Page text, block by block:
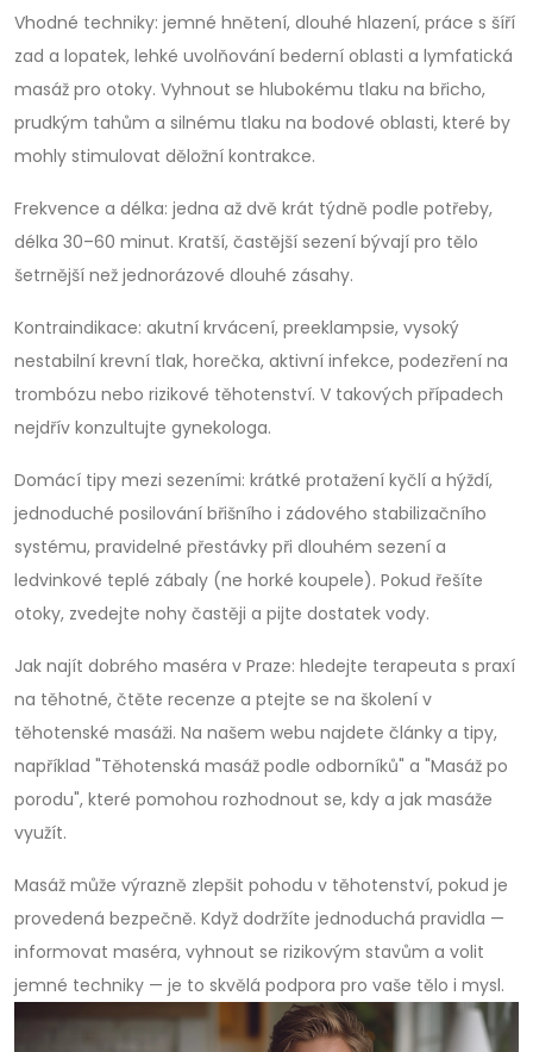
Vhodné techniky: jemné hnětení, dlouhé hlazení, práce s šíří
zad a lopatek, lehké uvolňování bederní oblasti a lymfatická
masáž pro otoky. Vyhnout se hlubokému tlaku na břicho,
prudkým tahům a silnému tlaku na bodové oblasti, které by
mohly stimulovat děložní kontrakce.
Frekvence a délka: jedna až dvě krát týdně podle potřeby,
délka 30–60 minut. Kratší, častější sezení bývají pro tělo
šetrnější než jednorázové dlouhé zásahy.
Kontraindikace: akutní krvácení, preeklampsie, vysoký
nestabilní krevní tlak, horečka, aktivní infekce, podezření na
trombózu nebo rizikové těhotenství. V takových případech
nejdřív konzultujte gynekologa.
Domácí tipy mezi sezeními: krátké protažení kyčlí a hýždí,
jednoduché posilování břišního i zádového stabilizačního
systému, pravidelné přestávky při dlouhém sezení a
ledvinkové teplé zábaly (ne horké koupele). Pokud řešíte
otoky, zvedejte nohy častěji a pijte dostatek vody.
Jak najít dobrého maséra v Praze: hledejte terapeuta s praxí
na těhotné, čtěte recenze a ptejte se na školení v
těhotenské masáži. Na našem webu najdete články a tipy,
například "Těhotenská masáž podle odborníků" a "Masáž po
porodu", které pomohou rozhodnout se, kdy a jak masáže
využít.
Masáž může výrazně zlepšit pohodu v těhotenství, pokud je
provedená bezpečně. Když dodržíte jednoduchá pravidla —
informovat maséra, vyhnout se rizikovým stavům a volit
jemné techniky — je to skvělá podpora pro vaše tělo i mysl.